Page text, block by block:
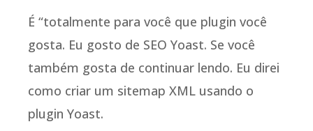
É “totalmente para você que plugin você
gosta. Eu gosto de SEO Yoast. Se você
também gosta de continuar lendo. Eu direi
como criar um sitemap XML usando o
plugin Yoast.